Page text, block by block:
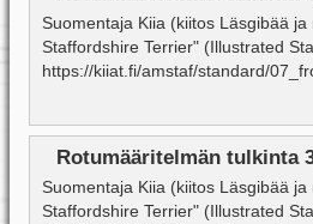
Suomentaja Kiia (kiitos Läsgibää
Staffordshire Terrier" (Illustrated
https://kiiat.fi/amstaf/standard/
Rotumääritelmän tulkinta
Suomentaja Kiia (kiitos Läsgibää
Staffordshire Terrier" (Illustrated